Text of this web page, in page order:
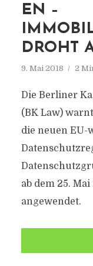
EN –
DROHT
9. Mai 2018 2
Die Berliner
(BK Law)
die neuen EU-
ab dem 25.
angewendet.